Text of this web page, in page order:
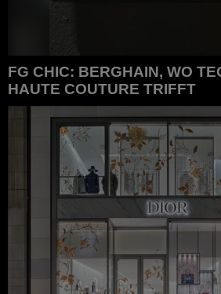
FG CHIC: BERGHAIN, WO
HAUTE COUTURE TRIFFT
FG CHIC: Berghain, Wo Techno auf